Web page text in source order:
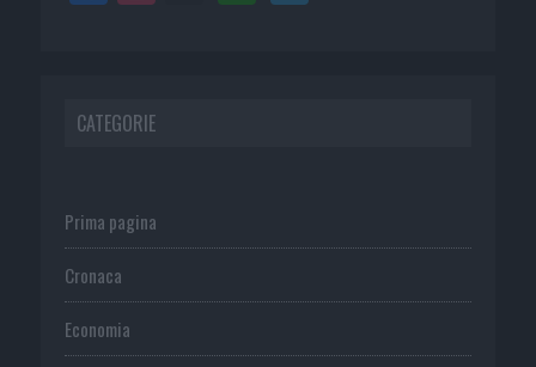
CATEGORIE
Prima pagina
Cronaca
Economia